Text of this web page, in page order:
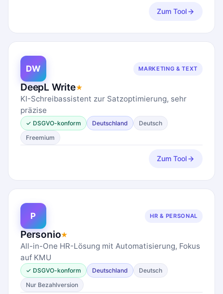
Zum Tool
DW MARKETING & TEXT
DeepL Write★
KI-Schreibassistent zur Satzoptimierung, sehr
präzise
✓ DSGVO-konform Deutschland
Deutsch
Freemium
Zum Tool
P HR & PERSONAL
Personio★
All-in-One HR-Lösung mit Automatisierung, Fokus
auf KMU
✓ DSGVO-konform Deutschland
Deutsch
Nur Bezahlversion